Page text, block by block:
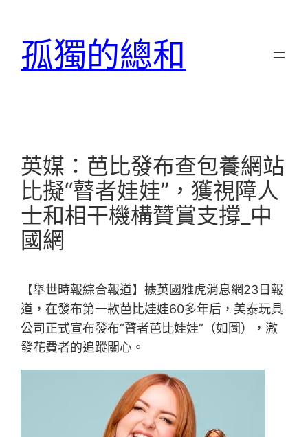
孤獨的總和
英媒：芭比發布查包養網站
比擬“瞽者娃娃”，獲視障人
士和相干機構贊賞支撐_中
國網
【舉世時報綜合報道】據英國雅虎消息網23日報
道，在發布第一款芭比娃娃60多年后，美泰玩具
公司正式宣布發布“瞽者芭比娃娃”（如圖），激
發花費者的追蹤關心。